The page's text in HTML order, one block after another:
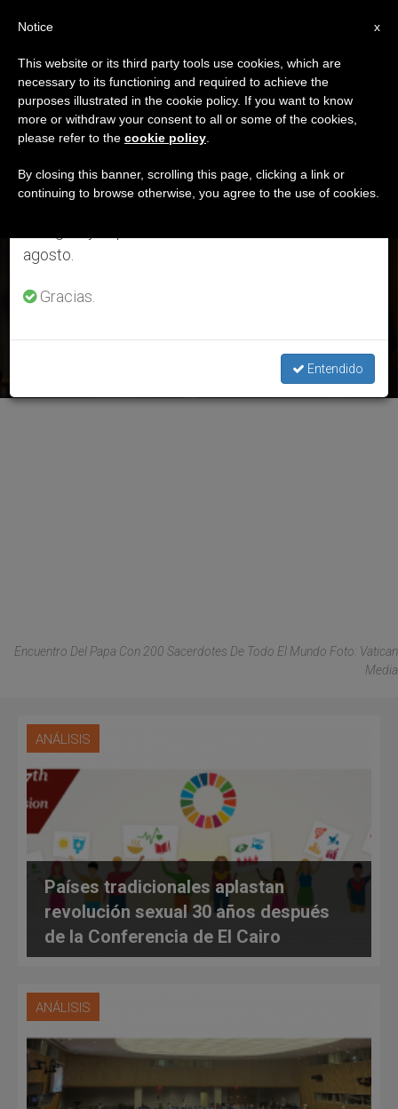
DÍA
Mayo 6th, 2024
ÚLTIMAS NOTICIAS
Crónicas Vaticanas: Corpus Christi, anglicanos y la
sinodalidad; 200 párrocos con el Papa y apariciones
MAY 06, 2024 19:47
Encuentro Del Papa Con 200 Sacerdotes De Todo El Mundo Foto: Vatican
Media
ANÁLISIS
Países tradicionales aplastan
revolución sexual 30 años después
de la Conferencia de El Cairo
ANÁLISIS
×
Aviso importante
Del 27 de julio al 7 de agosto haremos la pausa
anual, aprovechando que en el periodo de verano
se generan menos informaciones y también el
agosto.
Gracias.
Entendido
x
Notice
This website or its third party tools use cookies, which are
necessary to its functioning and required to achieve the
purposes illustrated in the cookie policy. If you want to know
more or withdraw your consent to all or some of the cookies,
please refer to the cookie policy
By closing this banner, scrolling this page, clicking a link or
continuing to browse otherwise, you agree to the use of cookies.